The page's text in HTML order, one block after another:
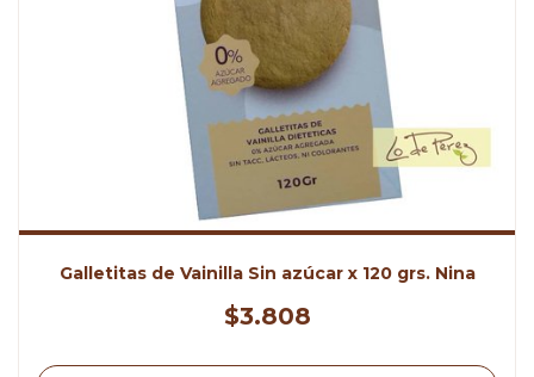
Galletitas de Vainilla Sin azúcar x 120 grs. Nina
$3.808